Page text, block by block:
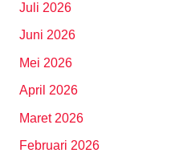
Juli 2026
Juni 2026
Mei 2026
April 2026
Maret 2026
Februari 2026